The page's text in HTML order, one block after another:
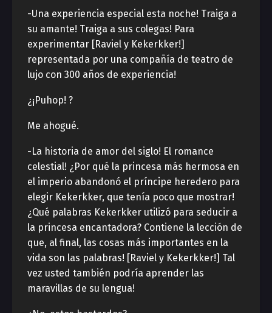
-Una experiencia especial esta noche! Traiga a
su amante! Traiga a sus colegas! Para
experimentar [Raviel y Kekerkker!]
representada por una compañía de teatro de
lujo con 300 años de experiencia!
¿¡Puhop! ?
Me ahogué.
-La historia de amor del siglo! El romance
celestial! ¿Por qué la princesa más hermosa en
el imperio abandonó el príncipe heredero para
elegir Kekerkker, que tenía poco que mostrar!
¿Qué palabras Kekerkker utilizó para seducir a
la princesa encantadora? Contiene la lección de
que, al final, las cosas más importantes en la
vida son las palabras! [Raviel y Kekerkker!] Tal
vez usted también podría aprender las
maravillas de su lengua!